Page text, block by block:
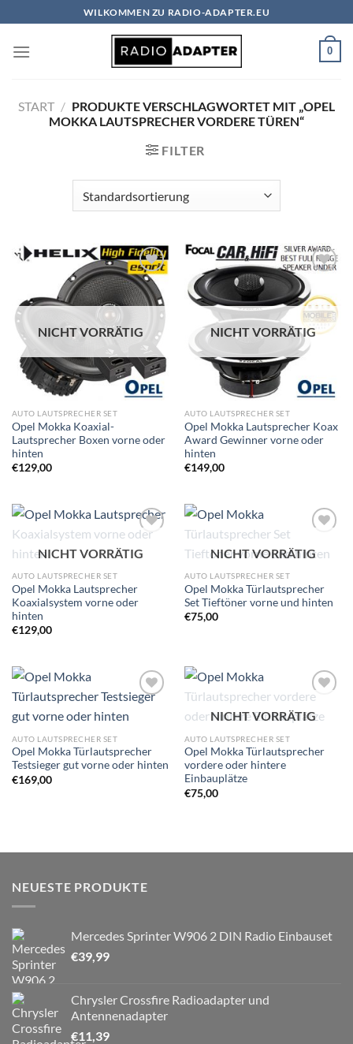
Inhalt
springen
WILKOMMEN ZU RADIO-ADAPTER.EU
0
START / PRODUKTE VERSCHLAGWORTET MIT „OPEL
MOKKA LAUTSPRECHER VORDERE TÜREN“
FILTER
Zu
Wunschliste
hinzufügen
NICHT VORRÄTIG
AUTO LAUTSPRECHER SET
Opel Mokka Koaxial-
Lautsprecher Boxen vorne oder
hinten
€129,00
Zu
Wunschliste
hinzufügen
NICHT VORRÄTIG
AUTO LAUTSPRECHER SET
Opel Mokka Lautsprecher Koax
Award Gewinner vorne oder
hinten
€149,00
Wunschliste
NICHT VORRÄTIG
AUTO LAUTSPRECHER SET
Opel Mokka Lautsprecher
Koaxialsystem vorne oder
hinten
€129,00
Wunschliste
NICHT VORRÄTIG
AUTO LAUTSPRECHER SET
Opel Mokka Türlautsprecher
Set Tieftöner vorne und hinten
€75,00
Zu
Wunschliste
AUTO LAUTSPRECHER SET
Opel Mokka Türlautsprecher
Testsieger gut vorne oder hinten
€169,00
Wunschliste
NICHT VORRÄTIG
AUTO LAUTSPRECHER SET
Opel Mokka Türlautsprecher
vordere oder hintere
Einbauplätze
€75,00
NEUESTE PRODUKTE
Mercedes Sprinter W906 2 DIN Radio Einbauset
€39,99
Chrysler Crossfire Radioadapter und
Antennenadapter
€11,39